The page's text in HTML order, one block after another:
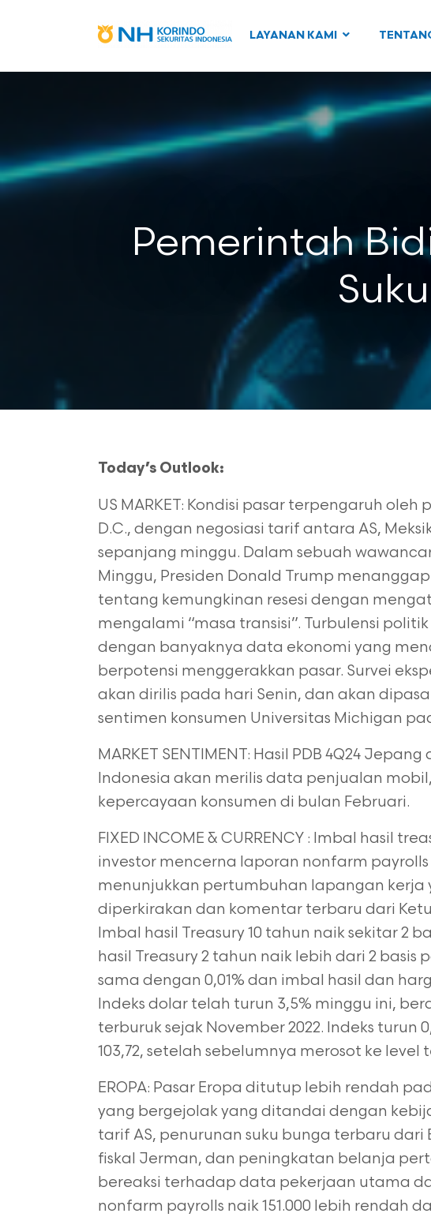
LAYANAN KAMI
Pemerintah
Today’s Outlook:
US MARKET: Kondisi pasar terpengaruh
D.C., dengan negosiasi tarif antara AS,
sepanjang minggu. Dalam sebuah
Minggu, Presiden Donald Trump
tentang kemungkinan resesi dengan
mengalami “masa transisi”. Turbulensi
dengan banyaknya data ekonomi yang
berpotensi menggerakkan pasar. Survei
akan dirilis pada hari Senin, dan akan
sentimen konsumen Universitas Michigan
MARKET SENTIMENT: Hasil PDB 4Q24
Indonesia akan merilis data penjualan
kepercayaan konsumen di bulan Februari.
FIXED INCOME & CURRENCY : Imbal hasil
investor mencerna laporan nonfarm
menunjukkan pertumbuhan lapangan kerja
diperkirakan dan komentar terbaru dari
Imbal hasil Treasury 10 tahun naik sekitar 2
hasil Treasury 2 tahun naik lebih dari 2 basis
sama dengan 0,01% dan imbal hasil dan
Indeks dolar telah turun 3,5% minggu ini,
terburuk sejak November 2022. Indeks
103,72, setelah sebelumnya merosot ke level
EROPA: Pasar Eropa ditutup lebih rendah
yang bergejolak yang ditandai dengan
tarif AS, penurunan suku bunga terbaru dari
fiskal Jerman, dan peningkatan belanja
bereaksi terhadap data pekerjaan utama
nonfarm payrolls naik 151.000 lebih rendah